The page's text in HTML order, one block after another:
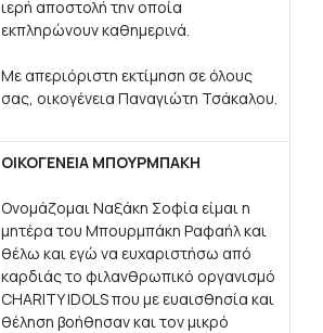
ιερή αποστολή την οποία
εκπληρώνουν καθημερινά.
Με απεριόριστη εκτίμηση σε όλους
σας, οικογένεια Παναγιώτη Τσάκαλου.
ΟΙΚΟΓΕΝΕΙΑ ΜΠΟΥΡΜΠΑΚΗ
Ονομάζομαι Ναξάκη Σοφία είμαι η
μητέρα του Μπουρμπάκη Ραφαήλ και
θέλω και εγώ να ευχαριστήσω από
καρδιάς το φιλανθρωπικό οργανισμό
CHARITY IDOLS που με ευαισθησία και
θέληση βοήθησαν και τον μικρό